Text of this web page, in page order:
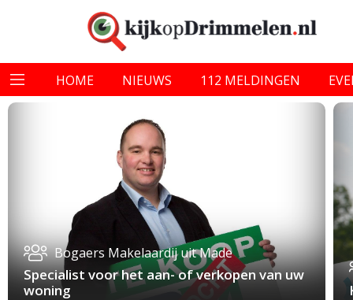
HOME NIEUWS 112 MELDINGEN
Bogaers Makelaardij uit Made
Specialist voor het aan- of verkopen van uw
woning